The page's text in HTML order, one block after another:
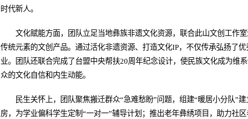
时代新人。
文化赋能方面，团队立足当地彝族非遗文化资源，联合此山文创工作
传统元素的文创产品。通过活化非遗资源、打造文化IP，不仅传承弘扬了
业。团队还联合完成了台盟中央帮扶20周年纪念设计，使民族文化成为维
众的文化自信和内生动能。
民生关怀上，团队聚焦搬迁群众“急难愁盼”问题，组建“暖居小分队”
房，为学业偏科学生定制“一对一”辅导计划；推出老年彝绣项目，助力社